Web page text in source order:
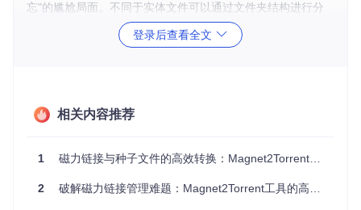
忘"的尴尬局面。不同于实体文件可以通过文件夹结构进行分
类管理，磁力链接本质上是一段文本字符串，难以直观地进行
命名、分类和检索。当收藏了数十甚至上百个磁力链接后，用
户很难快速定位到需要的资源，导致大量时间浪费在链接筛选
磁力链接的工作原理依赖于分布式哈希表（DHT）网络，这种
节点都存储着其他节点的联系信息，但在网络状况不佳或节点
至完全无法连接的情况。
登录后查看全文
相关内容推荐
1 磁力链接与种子文件的高效转换：Magnet2Torrent全面应用指南
2 破解磁力链接管理难题：Magnet2Torrent工具的高效转换方案